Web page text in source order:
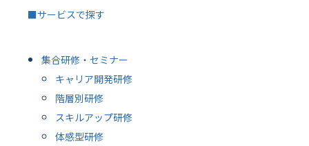
■サービスで探す
集合研修・セミナー
キャリア開発研修
階層別研修
スキルアップ研修
体感型研修